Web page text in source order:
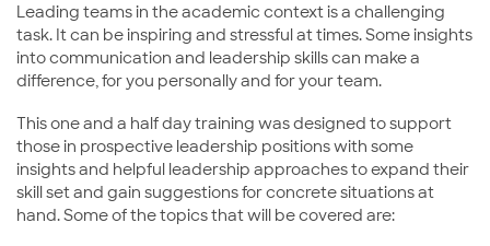
Leading teams in the academic context is a challenging
task. It can be inspiring and stressful at times. Some insights
into communication and leadership skills can make a
difference, for you personally and for your team.
This one and a half day training was designed to support
those in prospective leadership positions with some
insights and helpful leadership approaches to expand their
skill set and gain suggestions for concrete situations at
hand. Some of the topics that will be covered are: